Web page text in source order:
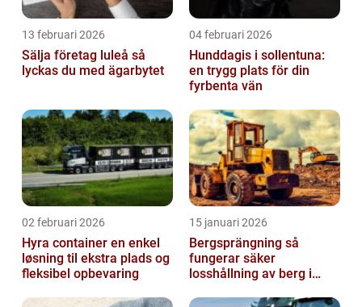
13 februari 2026
Sälja företag luleå så
lyckas du med ägarbytet
04 februari 2026
Hunddagis i sollentuna:
en trygg plats för din
fyrbenta vän
02 februari 2026
Hyra container en enkel
løsning til ekstra plads og
fleksibel opbevaring
15 januari 2026
Bergsprängning så
fungerar säker
losshållning av berg i